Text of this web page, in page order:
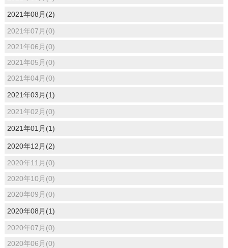
2021年08月(2)
2021年07月(0)
2021年06月(0)
2021年05月(0)
2021年04月(0)
2021年03月(1)
2021年02月(0)
2021年01月(1)
2020年12月(2)
2020年11月(0)
2020年10月(0)
2020年09月(0)
2020年08月(1)
2020年07月(0)
2020年06月(0)